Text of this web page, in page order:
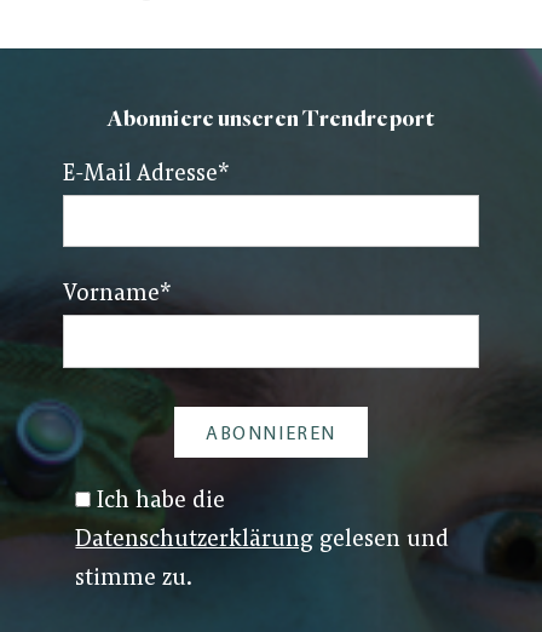
Abonniere unseren Trendreport
E-Mail Adresse*
Vorname*
Ich habe die
Datenschutzerklärung gelesen und
stimme zu.